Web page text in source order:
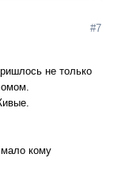
#7
не только
кому